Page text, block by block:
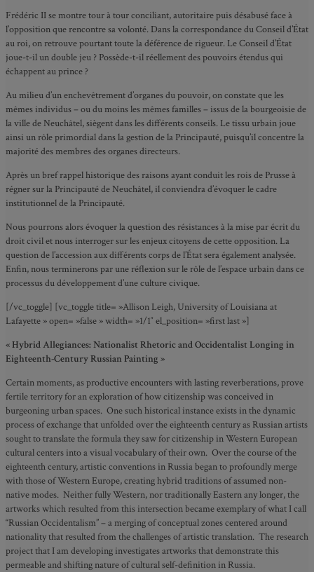
Frédéric II se montre tour à tour conciliant, autoritaire puis désabusé face à
l’opposition que rencontre sa volonté. Dans la correspondance du Conseil d’État
au roi, on retrouve pourtant toute la déférence de rigueur. Le Conseil d’État
joue-t-il un double jeu ? Possède-t-il réellement des pouvoirs étendus qui
échappent au prince ?
Au milieu d’un enchevêtrement d’organes du pouvoir, on constate que les
mêmes individus – ou du moins les mêmes familles – issus de la bourgeoisie de
la ville de Neuchâtel, siègent dans les différents conseils. Le tissu urbain joue
ainsi un rôle primordial dans la gestion de la Principauté, puisqu’il concentre la
majorité des membres des organes directeurs.
Après un bref rappel historique des raisons ayant conduit les rois de Prusse à
régner sur la Principauté de Neuchâtel, il conviendra d’évoquer le cadre
institutionnel de la Principauté.
Nous pourrons alors évoquer la question des résistances à la mise par écrit du
droit civil et nous interroger sur les enjeux citoyens de cette opposition. La
question de l’accession aux différents corps de l’État sera également analysée.
Enfin, nous terminerons par une réflexion sur le rôle de l’espace urbain dans ce
processus du développement d’une culture civique.
[/vc_toggle] [vc_toggle title= »Allison Leigh, University of Louisiana at
Lafayette » open= »false » width= »1/1″ el_position= »first last »]
« Hybrid Allegiances: Nationalist Rhetoric and Occidentalist Longing in
Eighteenth-Century Russian Painting »
Certain moments, as productive encounters with lasting reverberations, prove
fertile territory for an exploration of how citizenship was conceived in
burgeoning urban spaces. One such historical instance exists in the dynamic
process of exchange that unfolded over the eighteenth century as Russian artists
sought to translate the formula they saw for citizenship in Western European
cultural centers into a visual vocabulary of their own. Over the course of the
eighteenth century, artistic conventions in Russia began to profoundly merge
with those of Western Europe, creating hybrid traditions of assumed non-
native modes. Neither fully Western, nor traditionally Eastern any longer, the
artworks which resulted from this intersection became exemplary of what I call
“Russian Occidentalism” – a merging of conceptual zones centered around
nationality that resulted from the challenges of artistic translation. The research
project that I am developing investigates artworks that demonstrate this
permeable and shifting nature of cultural self-definition in Russia.